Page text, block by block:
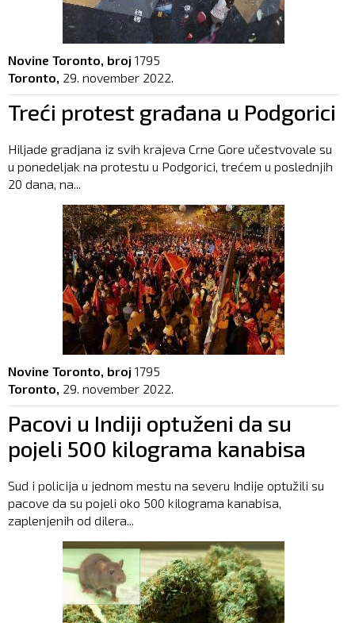
Novine Toronto, broj 1795
Toronto, 29. november 2022.
Treći protest građana u Podgorici
Hiljade gradjana iz svih krajeva Crne Gore učestvovale su
u ponedeljak na protestu u Podgorici, trećem u poslednjih
20 dana, na...
Novine Toronto, broj 1795
Toronto, 29. november 2022.
Pacovi u Indiji optuženi da su
pojeli 500 kilograma kanabisa
Sud i policija u jednom mestu na severu Indije optužili su
pacove da su pojeli oko 500 kilograma kanabisa,
zaplenjenih od dilera...